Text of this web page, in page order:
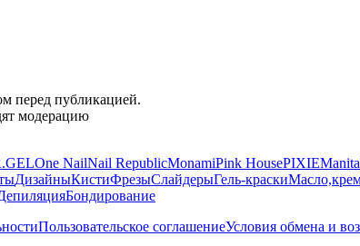
перед публикацией.
модерацию
One NailNail RepublicMonamiPink HousePIXIEManita
ДизайныКистиФрезыСлайдерыГель-краски
Бондирование
Пользовательское соглашениеУсловия обмена и